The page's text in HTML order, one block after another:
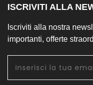
ISCRIVITI ALLA
Iscriviti alla nostra
importanti, offerte